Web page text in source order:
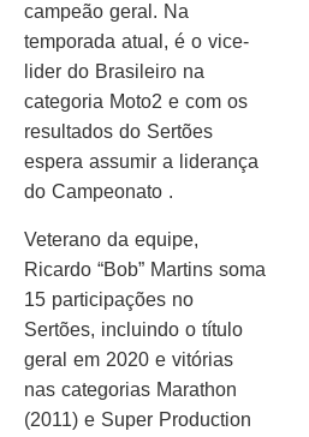
campeão geral. Na
temporada atual, é o vice-
lider do Brasileiro na
categoria Moto2 e com os
resultados do Sertões
espera assumir a liderança
do Campeonato .
Veterano da equipe,
Ricardo “Bob” Martins soma
15 participações no
Sertões, incluindo o título
geral em 2020 e vitórias
nas categorias Marathon
(2011) e Super Production